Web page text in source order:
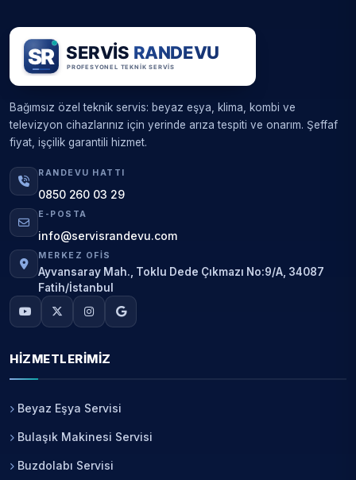
Bağımsız özel teknik servis: beyaz eşya, klima, kombi ve
televizyon cihazlarınız için yerinde arıza tespiti ve onarım. Şeffaf
fiyat, işçilik garantili hizmet.
RANDEVU HATTI
0850 260 03 29
E-POSTA
info@servisrandevu.com
MERKEZ OFIS
Ayvansaray Mah., Toklu Dede Çıkmazı No:9/A, 34087
Fatih/İstanbul
HIZMETLERIMIZ
Beyaz Eşya Servisi
Bulaşık Makinesi Servisi
Buzdolabı Servisi